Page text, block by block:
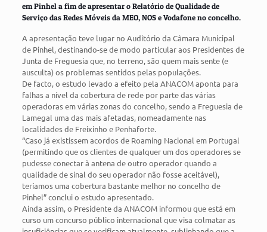
em Pinhel a fim de apresentar o Relatório de Qualidade de
Serviço das Redes Móveis da MEO, NOS e Vodafone no concelho.
A apresentação teve lugar no Auditório da Câmara Municipal
de Pinhel, destinando-se de modo particular aos Presidentes de
Junta de Freguesia que, no terreno, são quem mais sente (e
ausculta) os problemas sentidos pelas populações.
De facto, o estudo levado a efeito pela ANACOM aponta para
falhas a nível da cobertura de rede por parte das várias
operadoras em várias zonas do concelho, sendo a Freguesia de
Lamegal uma das mais afetadas, nomeadamente nas
localidades de Freixinho e Penhaforte.
“Caso já existissem acordos de Roaming Nacional em Portugal
(permitindo que os clientes de qualquer um dos operadores se
pudesse conectar à antena de outro operador quando a
qualidade de sinal do seu operador não fosse aceitável),
teríamos uma cobertura bastante melhor no concelho de
Pinhel” conclui o estudo apresentado.
Ainda assim, o Presidente da ANACOM informou que está em
curso um concurso público internacional que visa colmatar as